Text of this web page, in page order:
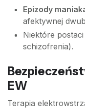
Epizody
afektywnej
Niektóre
schizofrenia).
EW
Terapia